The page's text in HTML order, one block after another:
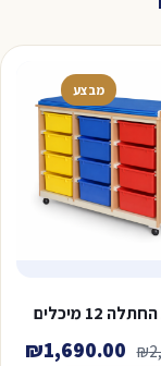
מבצע
12 מיכלים
₪ המחיר
₪1,690.00